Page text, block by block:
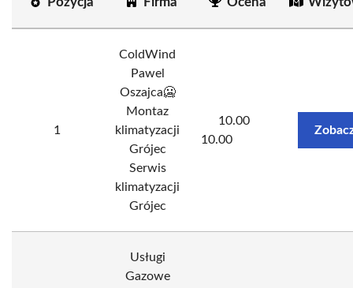
1
ColdWind
Pawel
Oszajca🥶
Montaz
klimatyzacji
Grójec
Serwis
klimatyzacji
Grójec
10.00
10.00
Usługi
Gazowe